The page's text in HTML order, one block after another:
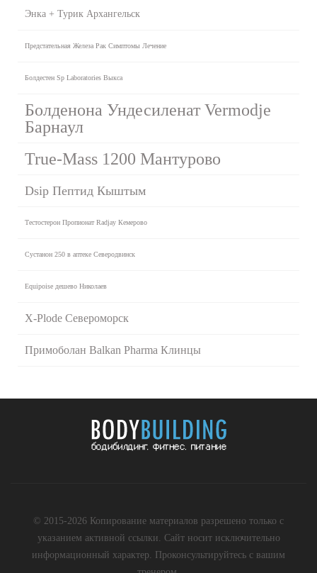
Энка + Турик Архангельск
Предстательная Железа Рак Симптомы Лечение
Болдестен Sp Laboratories Выкса
Болденона Ундесиленат Vermodje
Барнаул
True-Mass 1200 Мантурово
Dsip Пептид Кыштым
Тестостерон Пропионат Radjay Кемерово
Сустанон 250 в аптеке Северодвинск
Equipoise дешево Николаев
X-Plode Североморск
Примоболан Balkan Pharma Клинцы
© 2015-2026 Копирование материалов разрешено только с
указанием активной ссылки. Сайт носит исключительно
информационный характер. Проконсультируйтесь с вашим